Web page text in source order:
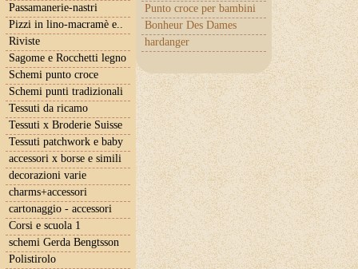
Punto croce per bambini
Bonheur Des Dames
hardanger
Passamanerie-nastri
Pizzi in lino-macramè e..
Riviste
Sagome e Rocchetti legno
Schemi punto croce
Schemi punti tradizionali
Tessuti da ricamo
Tessuti x Broderie Suisse
Tessuti patchwork e baby
accessori x borse e simili
decorazioni varie
charms+accessori
cartonaggio - accessori
Corsi e scuola 1
schemi Gerda Bengtsson
Polistirolo